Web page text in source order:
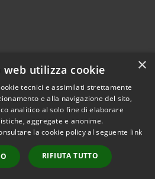
Copyright © 2026 • Comune di
Morbegno • Powered by
Municipium•
Accesso
redazione
×
web utilizza cookie
tecnici e assimilati strettamente
e alla navigazione del sito,
analitico al solo fine di elaborare
aggregate e anonime.
la cookie policy al seguente link
RIFIUTA TUTTO